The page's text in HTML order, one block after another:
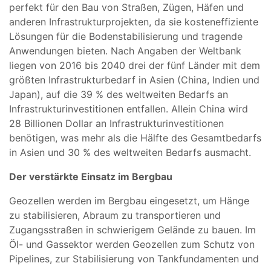
perfekt für den Bau von Straßen, Zügen, Häfen und
anderen Infrastrukturprojekten, da sie kosteneffiziente
Lösungen für die Bodenstabilisierung und tragende
Anwendungen bieten. Nach Angaben der Weltbank
liegen von 2016 bis 2040 drei der fünf Länder mit dem
größten Infrastrukturbedarf in Asien (China, Indien und
Japan), auf die 39 % des weltweiten Bedarfs an
Infrastrukturinvestitionen entfallen. Allein China wird
28 Billionen Dollar an Infrastrukturinvestitionen
benötigen, was mehr als die Hälfte des Gesamtbedarfs
in Asien und 30 % des weltweiten Bedarfs ausmacht.
Der verstärkte Einsatz im Bergbau
Geozellen werden im Bergbau eingesetzt, um Hänge
zu stabilisieren, Abraum zu transportieren und
Zugangsstraßen in schwierigem Gelände zu bauen. Im
Öl- und Gassektor werden Geozellen zum Schutz von
Pipelines, zur Stabilisierung von Tankfundamenten und